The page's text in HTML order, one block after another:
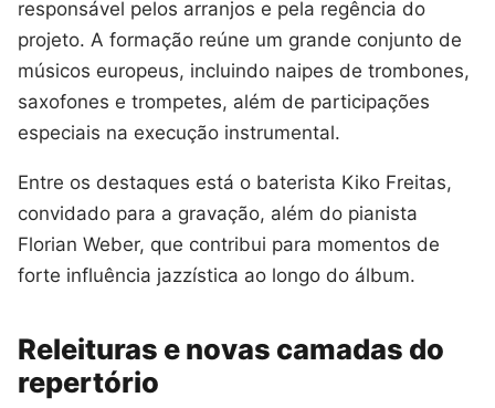
responsável pelos arranjos e pela regência do
projeto. A formação reúne um grande conjunto de
músicos europeus, incluindo naipes de trombones,
saxofones e trompetes, além de participações
especiais na execução instrumental.
Entre os destaques está o baterista Kiko Freitas,
convidado para a gravação, além do pianista
Florian Weber, que contribui para momentos de
forte influência jazzística ao longo do álbum.
Releituras e novas camadas do
repertório